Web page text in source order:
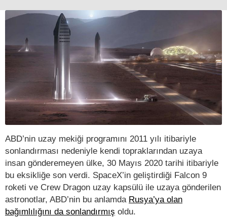
ABD’nin uzay mekiği programını 2011 yılı itibariyle
sonlandırması nedeniyle kendi topraklarından uzaya
insan gönderemeyen ülke, 30 Mayıs 2020 tarihi itibariyle
bu eksikliğe son verdi. SpaceX’in geliştirdiği Falcon 9
roketi ve Crew Dragon uzay kapsülü ile uzaya gönderilen
astronotlar, ABD’nin bu anlamda Rusya’ya olan
bağımlılığını da sonlandırmış oldu.